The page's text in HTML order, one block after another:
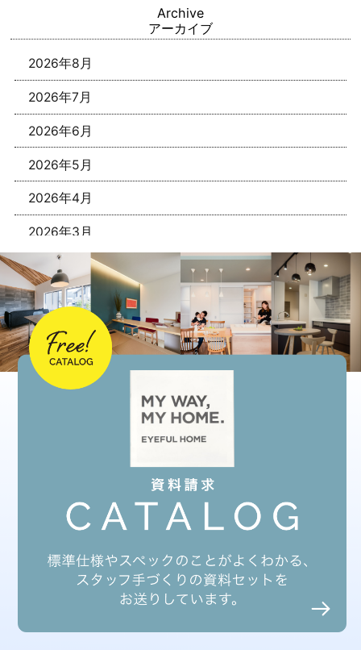
Archive
アーカイブ
2026年8月
2026年7月
2026年6月
2026年5月
2026年4月
2026年3月
2026年1月
2025年12月
2025年11月
2025年10月
2025年6月
2025年5月
2025年3月
2025年1月